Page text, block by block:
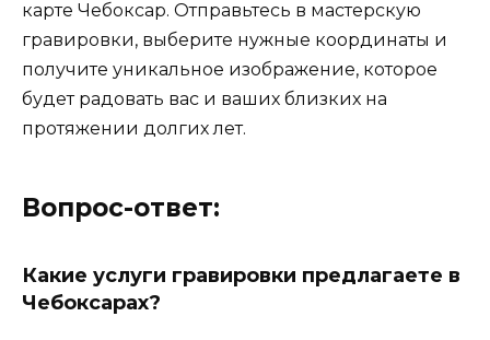
карте Чебоксар. Отправьтесь в мастерскую
гравировки, выберите нужные координаты и
получите уникальное изображение, которое
будет радовать вас и ваших близких на
протяжении долгих лет.
Вопрос-ответ:
Какие услуги гравировки предлагаете в
Чебоксарах?